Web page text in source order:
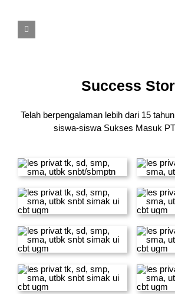
Success
Telah berpengalaman lebih dari 15
siswa-siswa Sukses Masuk